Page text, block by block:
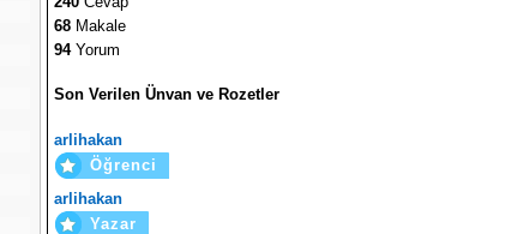
68 Makale
94Yorum
Son Verilen Ünvan ve Rozetler
arlihakan
Öğrenci
arlihakan
Yazar